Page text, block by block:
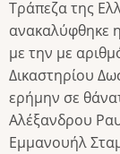
Τράπεζα της
ανακαλύφθηκε
με την με
Δικαστηρίου
ερήμην σε
Αλέξανδρου
Εμμανουήλ